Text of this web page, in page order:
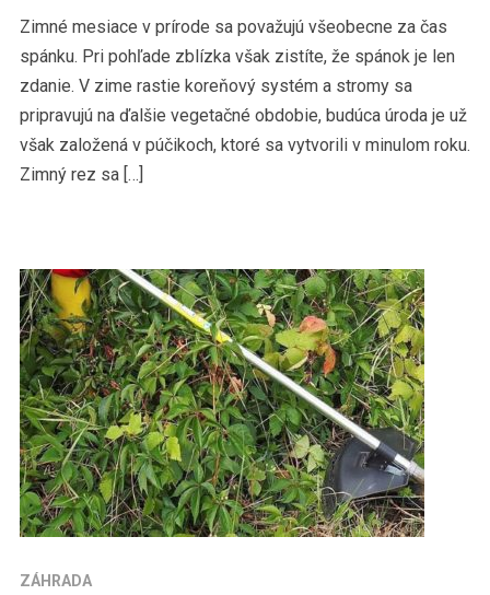
Zimné mesiace v prírode sa považujú všeobecne za čas
spánku. Pri pohľade zblízka však zistíte, že spánok je len
zdanie. V zime rastie koreňový systém a stromy sa
pripravujú na ďalšie vegetačné obdobie, budúca úroda je už
však založená v púčikoch, ktoré sa vytvorili v minulom roku.
Zimný rez sa […]
ZÁHRADA